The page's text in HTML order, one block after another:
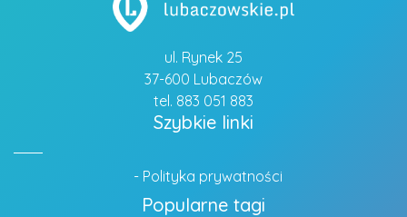
ul. Rynek 25
37-600 Lubaczów
tel. 883 051 883
Szybkie linki
- Polityka prywatności
Popularne tagi